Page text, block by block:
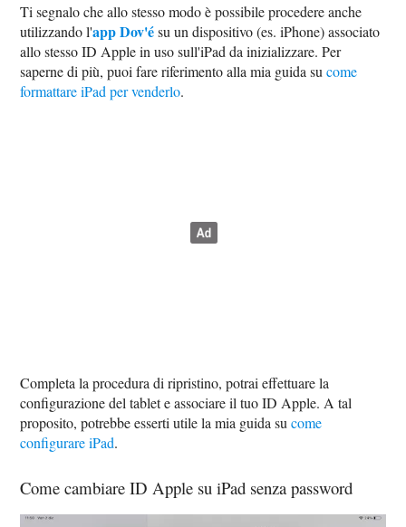
Ti segnalo che allo stesso modo è possibile procedere anche
utilizzando l'app Dov'ésu un dispositivo (es. iPhone) associato
allo stesso ID Apple in uso sull'iPad da inizializzare. Per
saperne di più, puoi fare riferimento alla mia guida sucome
formattare iPad per venderlo.
Completa la procedura di ripristino, potrai effettuare la
configurazione del tablet e associare il tuo ID Apple. A tal
proposito, potrebbe esserti utile la mia guida sucome
configurare iPad.
Come cambiare ID Apple su iPad senza password